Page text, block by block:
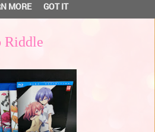
Riddle
MORE GOT IT